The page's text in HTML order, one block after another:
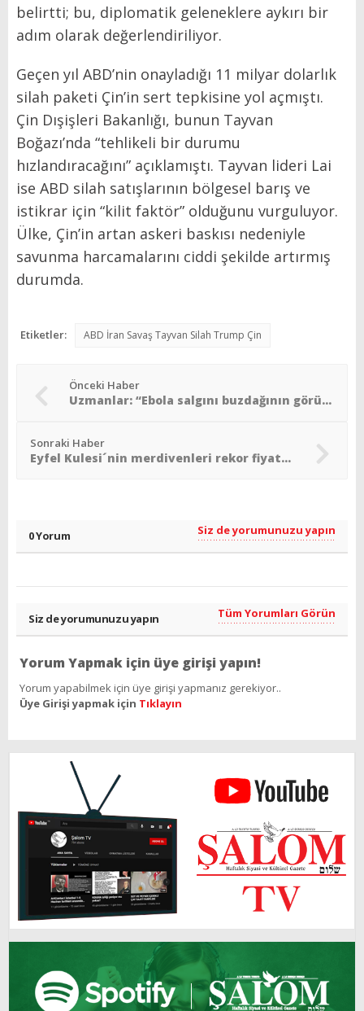
belirtti; bu, diplomatik geleneklere aykırı bir
adım olarak değerlendiriliyor.
Geçen yıl ABD’nin onayladığı 11 milyar dolarlık
silah paketi Çin’in sert tepkisine yol açmıştı.
Çin Dışişleri Bakanlığı, bunun Tayvan
Boğazı’nda “tehlikeli bir durumu
hızlandıracağını” açıklamıştı. Tayvan lideri Lai
ise ABD silah satışlarının bölgesel barış ve
istikrar için “kilit faktör” olduğunu vurguluyor.
Ülke, Çin’in artan askeri baskısı nedeniyle
savunma harcamalarını ciddi şekilde artırmış
durumda.
Etiketler: ABD İran Savaş Tayvan Silah Trump Çin
Önceki Haber
Uzmanlar: “Ebola salgını buzdağının görünen kısmı”
Sonraki Haber
Eyfel Kulesi´nin merdivenleri rekor fiyata satıldı
0 Yorum Siz de yorumunuzu yapın
Siz de yorumunuzu yapın Tüm Yorumları Görün
Yorum Yapmak için üye girişi yapın!
Yorum yapabilmek için üye girişi yapmanız gerekiyor..
Üye Girişi yapmak için Tıklayın